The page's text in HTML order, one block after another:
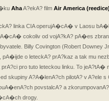
AhaA?ekA? film Air America (reedice)
linka CIA operujA�cA� v Laosu
cokoliv od vojA?kA? pA�es
Billy Covington (Robert Downey
o leteckA? prA?kaz a tak mu
pro tuto leteckou linku. To jeA?tA�
skupiny A?A�lenA?ch pilotA? v A?ele s
povstalcA? a
drogy.